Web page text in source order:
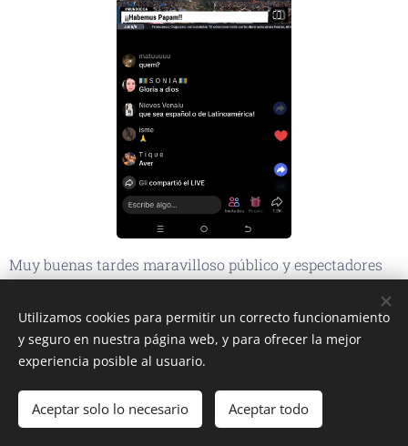
Muy buenas tardes maravilloso público y espectadores
nuevo Papa Habemus Papá desde la ciudad del vaticano
miles de feligreses esperando a que de su discurso
Estrella TV Venezuela 👆👆👆📡
¡Crea tu página web gratis! Comenzar
Utilizamos cookies para permitir un correcto funcionamiento
y seguro en nuestra página web, y para ofrecer la mejor
experiencia posible al usuario.
Aceptar solo lo necesario Aceptar todo